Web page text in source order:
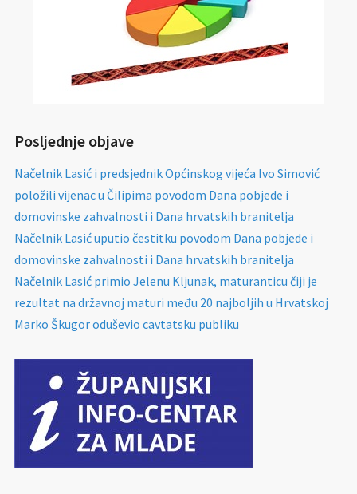
Posljednje objave
Načelnik Lasić i predsjednik Općinskog vijeća Ivo Simović
položili vijenac u Čilipima povodom Dana pobjede i
domovinske zahvalnosti i Dana hrvatskih branitelja
Načelnik Lasić uputio čestitku povodom Dana pobjede i
domovinske zahvalnosti i Dana hrvatskih branitelja
Načelnik Lasić primio Jelenu Kljunak, maturanticu čiji je
rezultat na državnoj maturi među 20 najboljih u Hrvatskoj
Marko Škugor oduševio cavtatsku publiku